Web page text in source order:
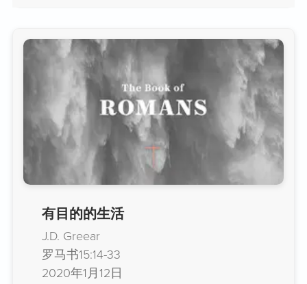
有目的的生活
J.D. Greear
罗马书15:14-33
2020年1月12日